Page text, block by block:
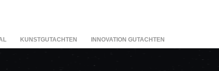
KUNSTGUTACHTEN INNOVATION GUTACHTEN